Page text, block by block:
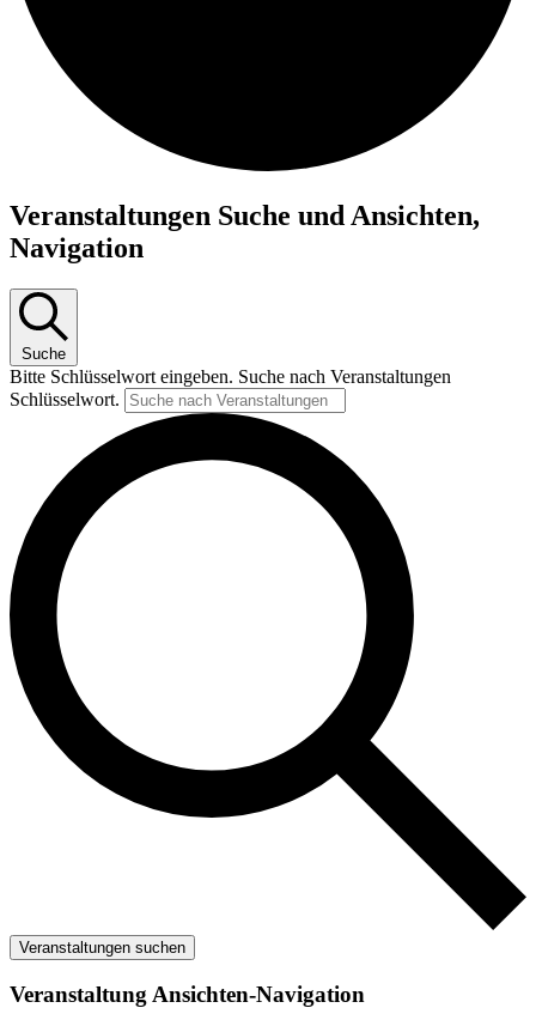
Veranstaltungen
für
19.
Juni
2026
Veranstaltungen Suche und Ansichten,
Navigation
Suche
Bitte Schlüsselwort eingeben. Suche nach Veranstaltungen
Schlüsselwort.
Veranstaltungen suchen
Veranstaltung Ansichten-Navigation